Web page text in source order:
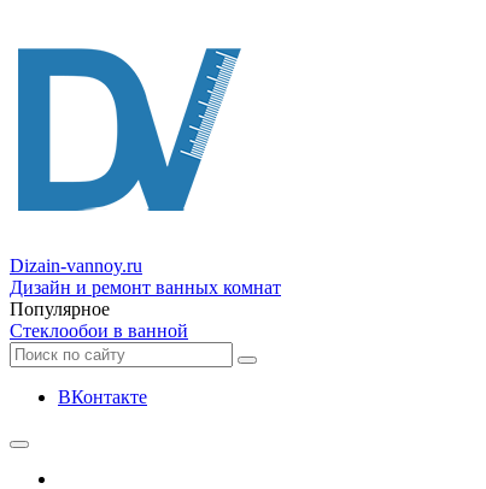
Dizain-vannoy.ru
Дизайн и ремонт ванных комнат
Популярное
Стеклообои в ванной
ВКонтакте